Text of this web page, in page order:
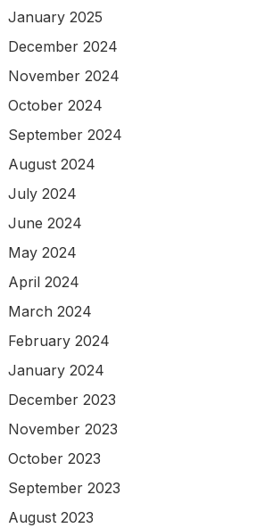
January 2025
December 2024
November 2024
October 2024
September 2024
August 2024
July 2024
June 2024
May 2024
April 2024
March 2024
February 2024
January 2024
December 2023
November 2023
October 2023
September 2023
August 2023